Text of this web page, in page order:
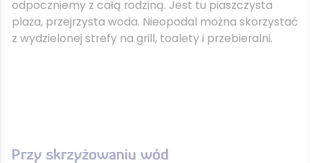
odpoczniemy z całą rodziną. Jest tu piaszczysta
plaża, przejrzysta woda. Nieopodal można skorzystać
z wydzielonej strefy na grill, toalety i przebieralni.
Przy skrzyżowaniu wód